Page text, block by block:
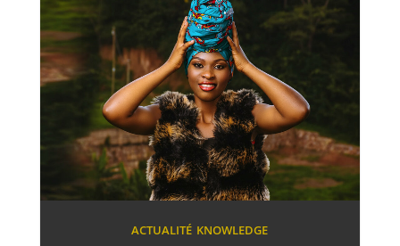
ACTUALITÉ KNOWLEDGE